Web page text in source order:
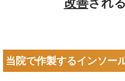
改善され
当院で作製するインソー